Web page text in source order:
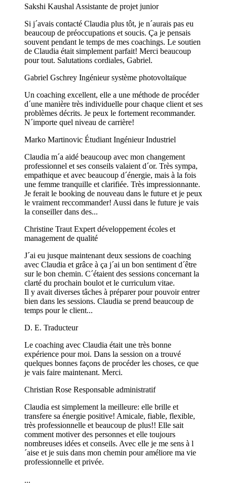
Sakshi Kaushal Assistante de projet junior
Si j´avais contacté Claudia plus tôt, je n´aurais pas eu
beaucoup de préoccupations et soucis. Ça je pensais
souvent pendant le temps de mes coachings. Le soutien
de Claudia était simplement parfait! Merci beaucoup
pour tout. Salutations cordiales, Gabriel.
Gabriel Gschrey Ingénieur système photovoltaïque
Un coaching excellent, elle a une méthode de procéder
d´une manière très individuelle pour chaque client et ses
problèmes décrits. Je peux le fortement recommander.
N´importe quel niveau de carrière!
Marko Martinovic Étudiant Ingénieur Industriel
Claudia m´a aidé beaucoup avec mon changement
professionnel et ses conseils valaient d´or. Très sympa,
empathique et avec beaucoup d´énergie, mais à la fois
une femme tranquille et clarifiée. Très impressionnante.
Je ferait le booking de nouveau dans le future et je peux
le vraiment reccommander! Aussi dans le future je vais
la conseiller dans des...
Christine Traut Expert développement écoles et
management de qualité
J´ai eu jusque maintenant deux sessions de coaching
avec Claudia et grâce à ça j´ai un bon sentiment d´être
sur le bon chemin. C´étaient des sessions concernant la
clarté du prochain boulot et le curriculum vitae.
Il y avait diverses tâches à préparer pour pouvoir entrer
bien dans les sessions. Claudia se prend beaucoup de
temps pour le client...
D. E. Traducteur
Le coaching avec Claudia était une très bonne
expérience pour moi. Dans la session on a trouvé
quelques bonnes façons de procéder les choses, ce que
je vais faire maintenant. Merci.
Christian Rose Responsable administratif
Claudia est simplement la meilleure: elle brille et
transfere sa énergie positive! Amicale, fiable, flexible,
très professionnelle et beaucoup de plus!! Elle sait
comment motiver des personnes et elle toujours
nombreuses idées et conseils. Avec elle je me sens à l
´aise et je suis dans mon chemin pour améliore ma vie
professionnelle et privée.
...